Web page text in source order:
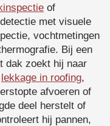
of
met visuele
vochtmetingen
Bij een
dak zoekt hij naar
lekkage in roofing,
afvoeren of
deel herstelt of
hij pannen,